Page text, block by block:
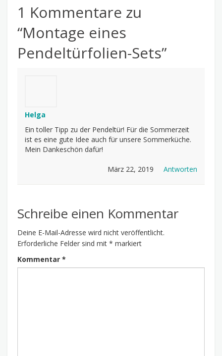
1 Kommentare zu
“Montage eines
Pendeltürfolien-Sets”
Helga
Ein toller Tipp zu der Pendeltür! Für die Sommerzeit
ist es eine gute Idee auch für unsere Sommerküche.
Mein Dankeschön dafür!
Antworten
März 22, 2019
Schreibe einen Kommentar
Deine E-Mail-Adresse wird nicht veröffentlicht.
Erforderliche Felder sind mit * markiert
Kommentar *